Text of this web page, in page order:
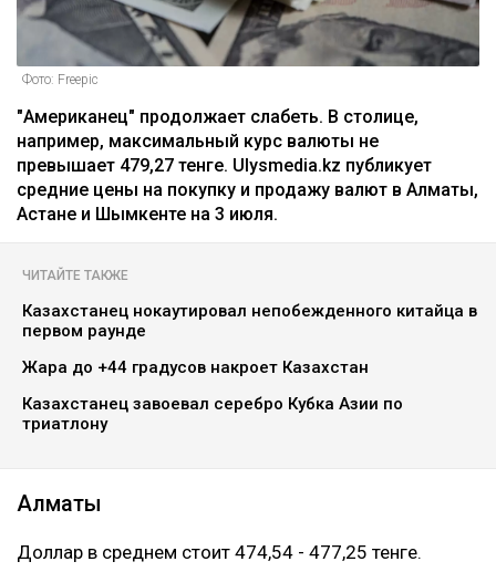
Фото: Freepic
"Американец" продолжает слабеть. В столице,
например, максимальный курс валюты не
превышает 479,27 тенге. Ulysmedia.kz публикует
средние цены на покупку и продажу валют в Алматы,
Астане и Шымкенте на 3 июля.
ЧИТАЙТЕ ТАКЖЕ
Казахстанец нокаутировал непобежденного китайца в
первом раунде
Жара до +44 градусов накроет Казахстан
Казахстанец завоевал серебро Кубка Азии по
триатлону
Алматы
Доллар в среднем стоит 474,54 - 477,25 тенге.